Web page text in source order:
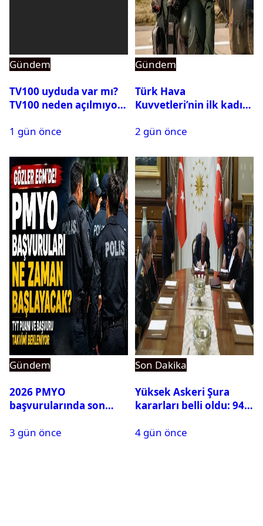
Gündem
TV100 uyduda var mı?
TV100 neden açılmıyor?
1 gün önce
Gündem
Türk Hava
Kuvvetleri’nin ilk kadın
Karapınar hakkında
ortaya çıktı
2 gün önce
Gündem
2026 PMYO
başvurularında son
3 gün önce
Son Dakika
Yüksek Askeri Şura
kararları belli oldu: 94
4 gün önce